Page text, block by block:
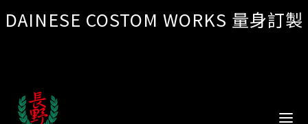
DAINESE COSTOM WORKS 量身訂製